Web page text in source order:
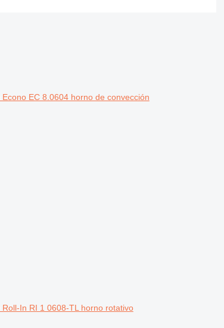
Econo EC 8.0604 horno de convección
Roll-In RI 1 0608-TL horno rotativo